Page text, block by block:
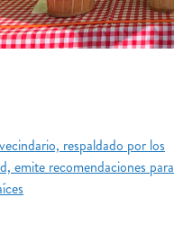
respaldado por los
emite recomendaciones para